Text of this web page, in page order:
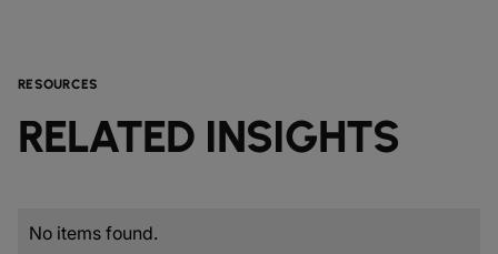
RESOURCES
RELATED INSIGHTS
No items found.